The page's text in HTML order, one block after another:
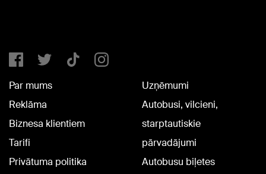
Par mums
Reklāma
Biznesa klientiem
Tarifi
Privātuma politika
Uzņēmumi
Autobusi, vilcieni,
starptautiskie
pārvadājumi
Autobusu biļetes